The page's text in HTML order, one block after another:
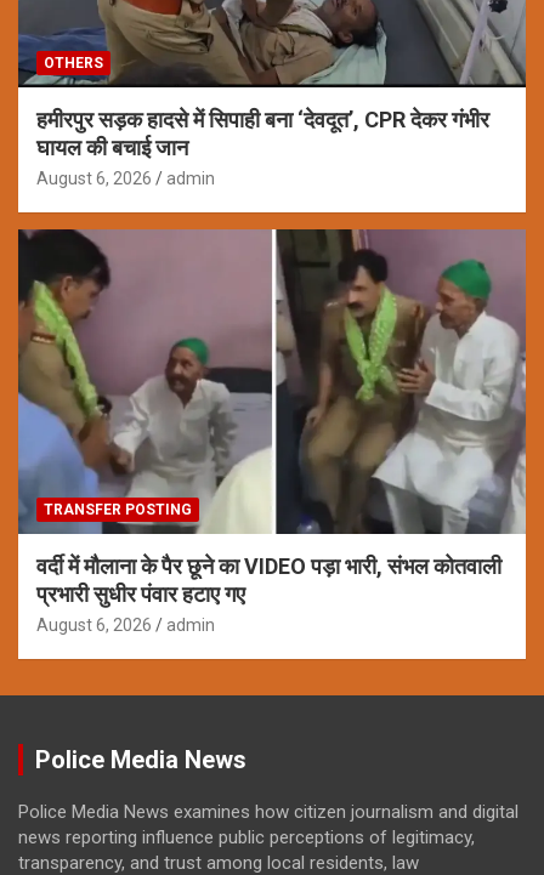
OTHERS
हमीरपुर सड़क हादसे में सिपाही बना ‘देवदूत’, CPR देकर गंभीर
घायल की बचाई जान
August 6, 2026 admin
TRANSFER POSTING
वर्दी में मौलाना के पैर छूने का VIDEO पड़ा भारी, संभल कोतवाली
प्रभारी सुधीर पंवार हटाए गए
August 6, 2026 admin
Police Media News
Police Media News examines how citizen journalism and digital
news reporting influence public perceptions of legitimacy,
transparency, and trust among local residents, law